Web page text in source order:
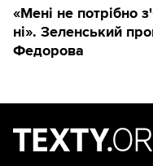
«Мені не потрібно
ні». Зеленський
Федорова